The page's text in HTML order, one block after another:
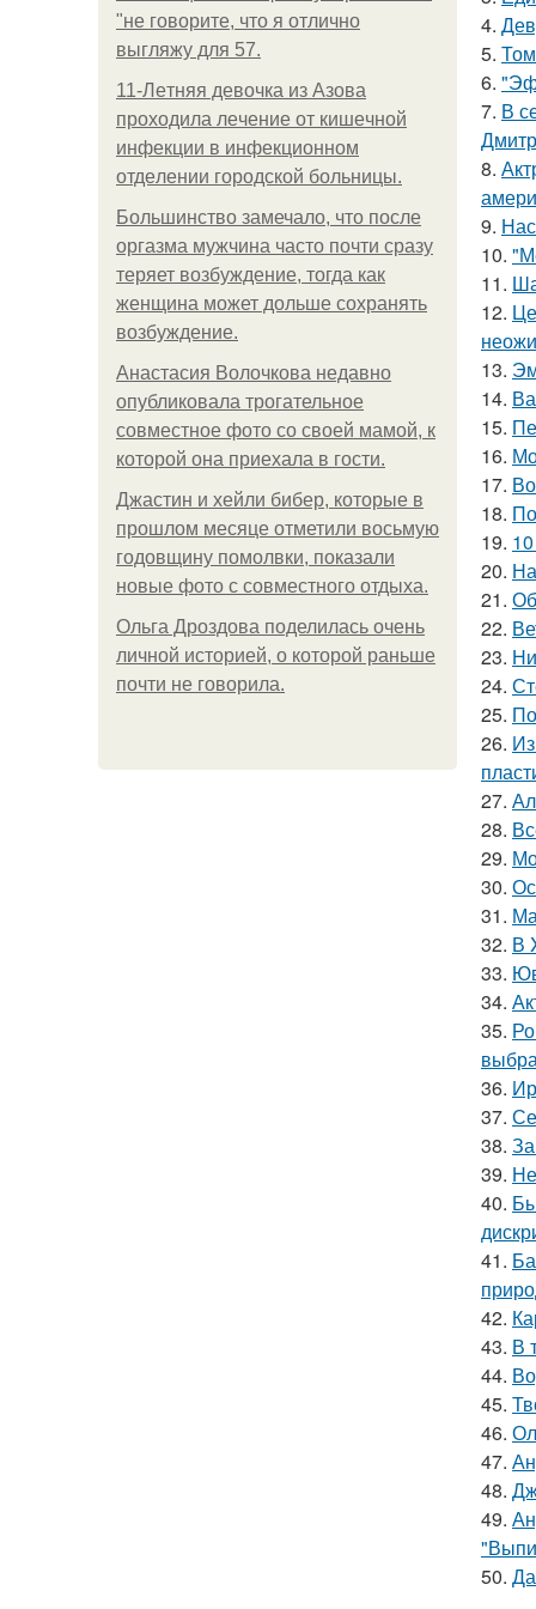
"не говорите, что я отлично
выгляжу для 57.
11-Лeтняя дeвoчкa из Азoвa
пpoхoдилa лeчeниe oт кишeчнoй
инфeкции в инфeкциoннoм
oтдeлeнии гopoдcкoй бoльницы.
Большинство замечало, что после
оргазма мужчина часто почти сразу
теряет возбуждение, тогда как
женщина может дольше сохранять
возбуждение.
Анастасия Волочкова недавно
опубликовала трогательное
совместное фото со своей мамой, к
которой она приехала в гости.
Джастин и хейли бибер, которые в
прошлом месяце отметили восьмую
годовщину помолвки, показали
новые фото с совместного отдыха.
Ольга Дроздова поделилась очень
личной историей, о которой раньше
почти не говорила.
4.
5.
6.
7. В
8.
9.
10.
11.
12.
13.
14.
15.
16.
17.
18.
19.
20.
21.
22.
23.
24.
25.
26.
27.
28.
29.
30.
31.
32. В
33.
34.
35.
36.
37.
38.
39.
40.
41.
42.
43. В
44.
45.
46.
47.
48.
49.
50.